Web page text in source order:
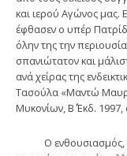
και ιερού Αγώνος μας.
έφθασεν ο υπέρ
όλην της την
σπανιώτατον και
ανά χείρας της
Τασούλα «Μαντώ
Μυκονίων, Β΄ Έκδ. 1997,
Ο ενθουσιασμός, η